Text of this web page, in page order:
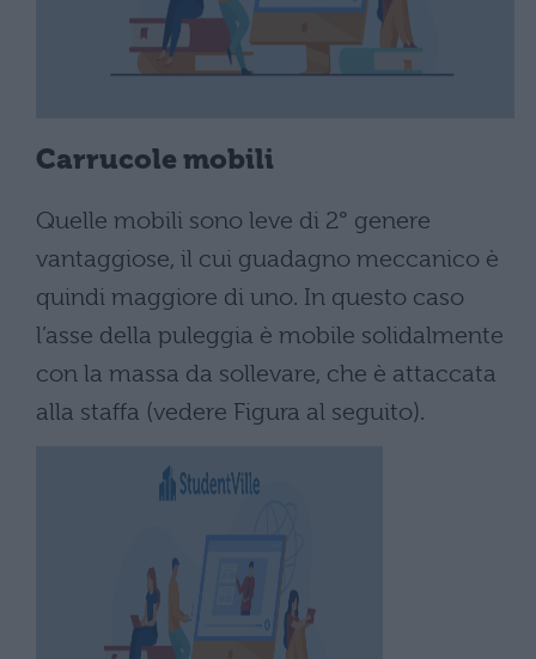
Carrucole mobili
Quelle mobili sono leve di 2° genere
vantaggiose, il cui guadagno meccanico è
quindi maggiore di uno. In questo caso
l’asse della puleggia è mobile solidalmente
con la massa da sollevare, che è attaccata
alla staffa (vedere Figura al seguito).